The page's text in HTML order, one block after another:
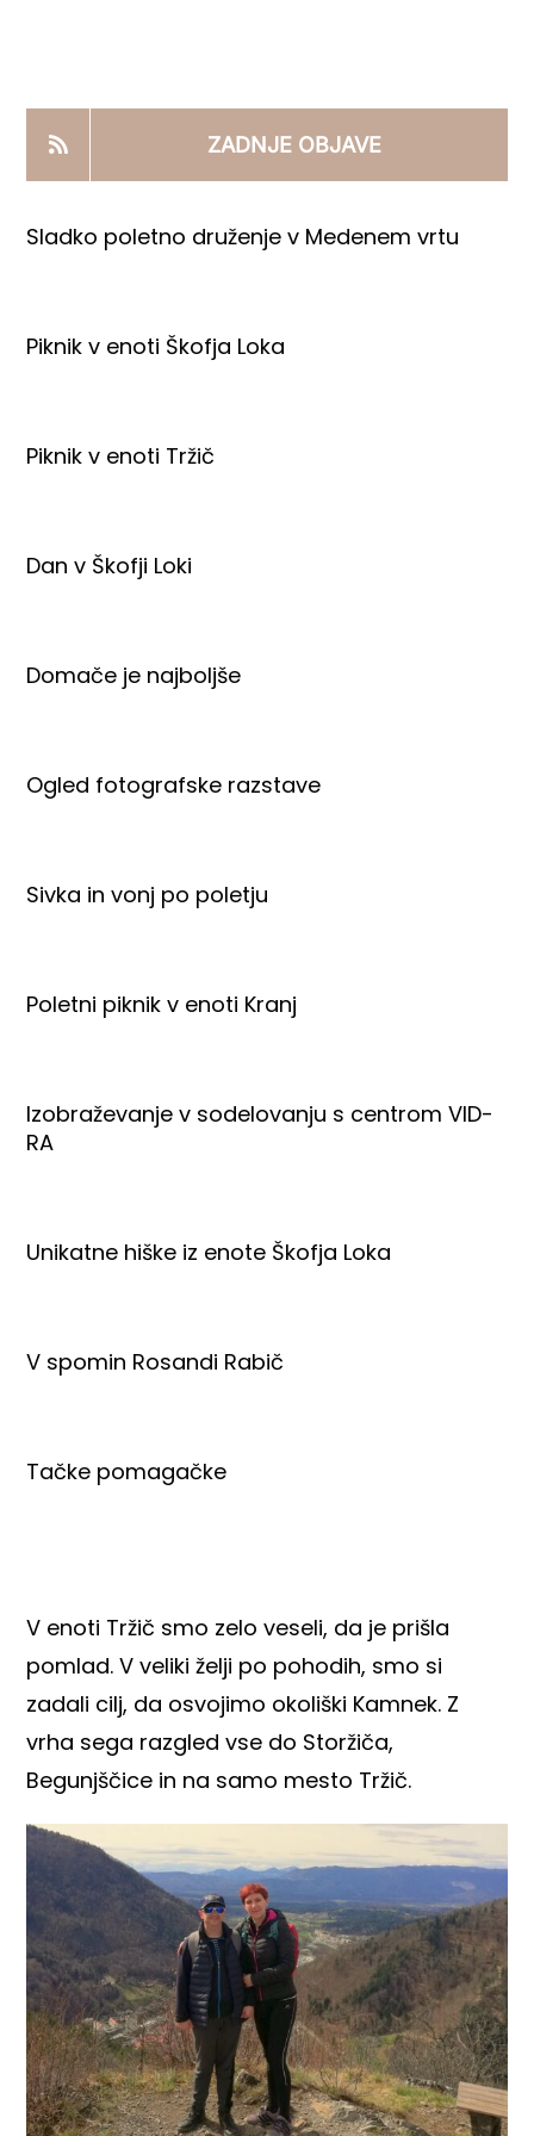
PRODAJNI IZDELKI
AKTUALNO
ZADNJE OBJAVE
Sladko poletno druženje v Medenem vrtu
Piknik v enoti Škofja Loka
Piknik v enoti Tržič
Dan v Škofji Loki
Domače je najboljše
Ogled fotografske razstave
Sivka in vonj po poletju
Poletni piknik v enoti Kranj
Izobraževanje v sodelovanju s centrom VID-
RA
Unikatne hiške iz enote Škofja Loka
V spomin Rosandi Rabič
Tačke pomagačke
V enoti Tržič smo zelo veseli, da je prišla
pomlad. V veliki želji po pohodih, smo si
zadali cilj, da osvojimo okoliški Kamnek. Z
vrha sega razgled vse do Storžiča,
Begunjščice in na samo mesto Tržič.